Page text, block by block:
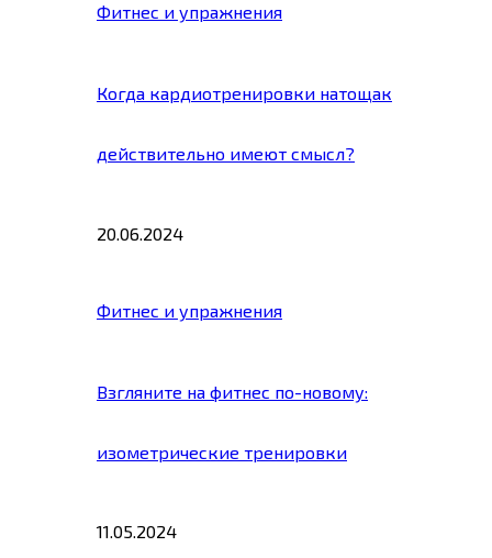
Фитнес и упражнения
Когда кардиотренировки натощак
действительно имеют смысл?
20.06.2024
Фитнес и упражнения
Взгляните на фитнес по-новому:
изометрические тренировки
11.05.2024